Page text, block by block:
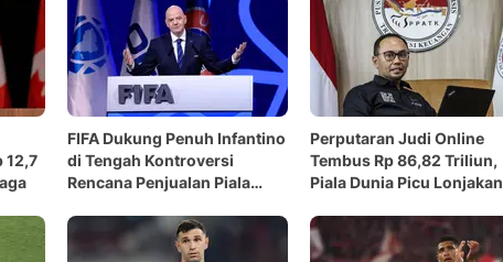
12,7
FIFA Dukung Penuh Infantino
di Tengah Kontroversi
Rencana Penjualan Piala
Perputaran Judi Online
Tembus Rp 86,82 Triliun,
Piala Dunia Picu Lonjakan